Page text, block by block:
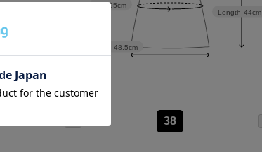
Length 44cm
48.5cm
Hip 95cm
38